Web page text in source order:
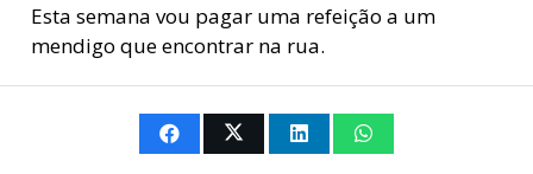
Esta semana vou pagar uma refeição a um
mendigo que encontrar na rua.